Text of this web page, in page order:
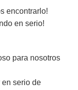
encontrarlo!
en serio!
para nosotros
serio de